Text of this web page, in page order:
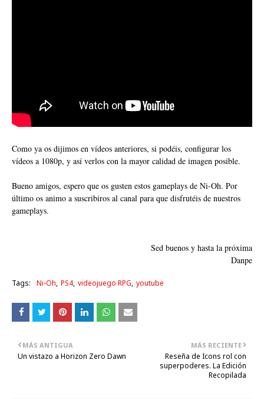
Como ya os dijimos en vídeos anteriores, si podéis, configurar los
vídeos a 1080p, y así verlos con la mayor calidad de imagen posible.
Bueno amigos, espero que os gusten estos gameplays de Ni-Oh. Por
último os animo a suscribiros al canal para que disfrutéis de nuestros
gameplays.
Sed buenos y hasta la próxima
Danpe
Tags: Ni-Oh PS4 videojuego RPG youtube
MÁS RECIENTE
Reseña de Icons rol con
superpoderes. La Edición
Recopilada
MÁS ANTIGUA
Un vistazo a Horizon Zero Dawn